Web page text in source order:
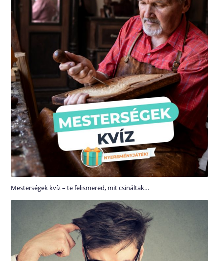
Mesterségek kvíz – te felismered, mit csináltak…